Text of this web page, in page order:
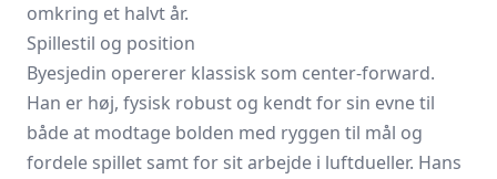
omkring et halvt år.
Spillestil og position
Byesjedin opererer klassisk som center-forward.
Han er høj, fysisk robust og kendt for sin evne til
både at modtage bolden med ryggen til mål og
fordele spillet samt for sit arbejde i luftdueller. Hans